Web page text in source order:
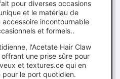
pour diverses occasions
et le matériau de
incontournable
et formels..
l'Acetate Hair Claw
une prise sûre pour
et textures.ce qui en
le port quotidien.